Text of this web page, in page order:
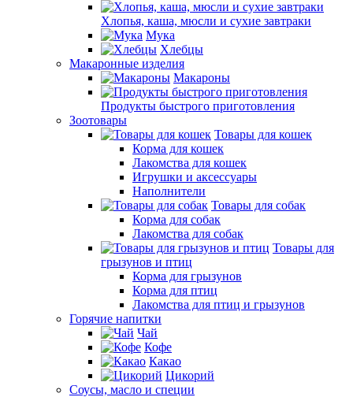
Хлопья, каша, мюсли и сухие завтраки
Мука
Хлебцы
Макаронные изделия
Макароны
Продукты быстрого приготовления
Зоотовары
Товары для кошек
Корма для кошек
Лакомства для кошек
Игрушки и аксессуары
Наполнители
Товары для собак
Корма для собак
Лакомства для собак
Товары для
грызунов и птиц
Корма для грызунов
Корма для птиц
Лакомства для птиц и грызунов
Горячие напитки
Чай
Кофе
Какао
Цикорий
Соусы, масло и специи